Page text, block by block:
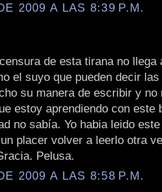
2009 A LAS 8:39 P.M.
de esta tirana no llega
el suyo que pueden decir
su manera de escribir y no
estoy aprendiendo con este
no sabía. Yo habia leido
placer volver a leerlo otra
Pelusa.
2009 A LAS 8:58 P.M.